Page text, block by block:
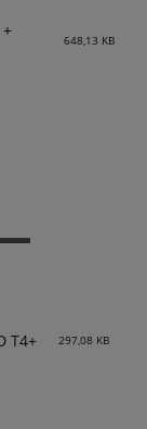
648,13 KB
T4+ 297,08 KB